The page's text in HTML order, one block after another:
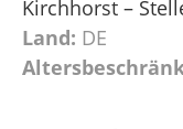
Kirchhorst –
Land: DE